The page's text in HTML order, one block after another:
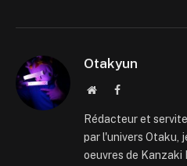
Otakyun
WebsiteFacebook
Rédacteur et
par l'univers Otaku,
oeuvres de Kanzaki